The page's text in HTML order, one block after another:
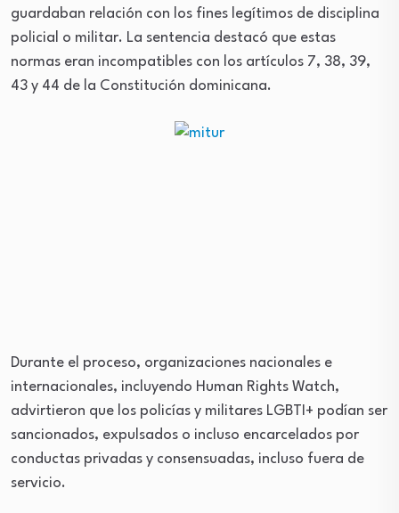
guardaban relación con los fines legítimos de disciplina
policial o militar. La sentencia destacó que estas
normas eran incompatibles con los artículos 7, 38, 39,
43 y 44 de la Constitución dominicana.
Durante el proceso, organizaciones nacionales e
internacionales, incluyendo Human Rights Watch,
advirtieron que los policías y militares LGBTI+ podían ser
sancionados, expulsados o incluso encarcelados por
conductas privadas y consensuadas, incluso fuera de
servicio.